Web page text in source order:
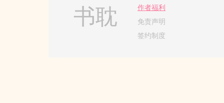
书耽
作者福利
免责声明
签约制度